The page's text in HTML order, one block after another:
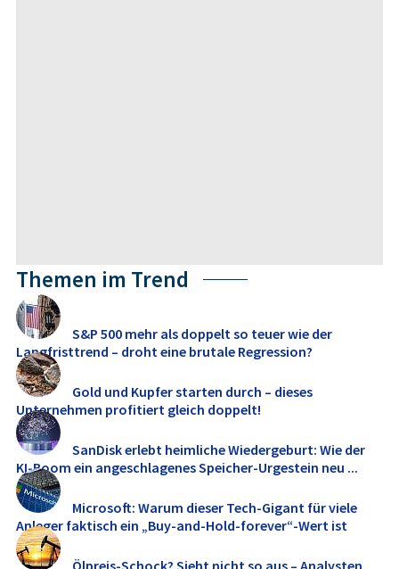
Themen im Trend
S&P 500 mehr als doppelt so teuer wie der
Langfristtrend – droht eine brutale Regression?
Gold und Kupfer starten durch – dieses
Unternehmen profitiert gleich doppelt!
SanDisk erlebt heimliche Wiedergeburt: Wie der
KI-Boom ein angeschlagenes Speicher-Urgestein neu ...
Microsoft: Warum dieser Tech-Gigant für viele
Anleger faktisch ein „Buy-and-Hold-forever“-Wert ist
Ölpreis-Schock? Sieht nicht so aus – Analysten